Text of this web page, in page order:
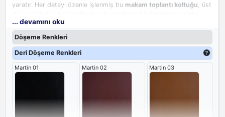
yaratır. Her detayı özenle işlenmiş bu makam toplantı koltuğu , üst
... devamını oku
Döşeme Renkleri
Deri Döşeme Renkleri
Martin 01 Martin 02 Martin 03